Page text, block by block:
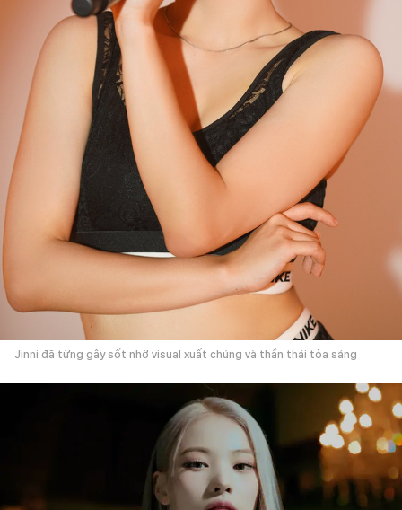
Jinni đã từng gây sốt nhờ visual xuất chúng và thần thái tỏa sáng